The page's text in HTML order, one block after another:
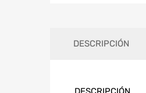
DESCRIPCIÓN